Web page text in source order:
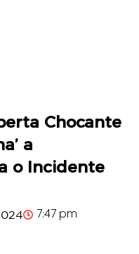
Chocante
a
o Incidente
7:47 pm